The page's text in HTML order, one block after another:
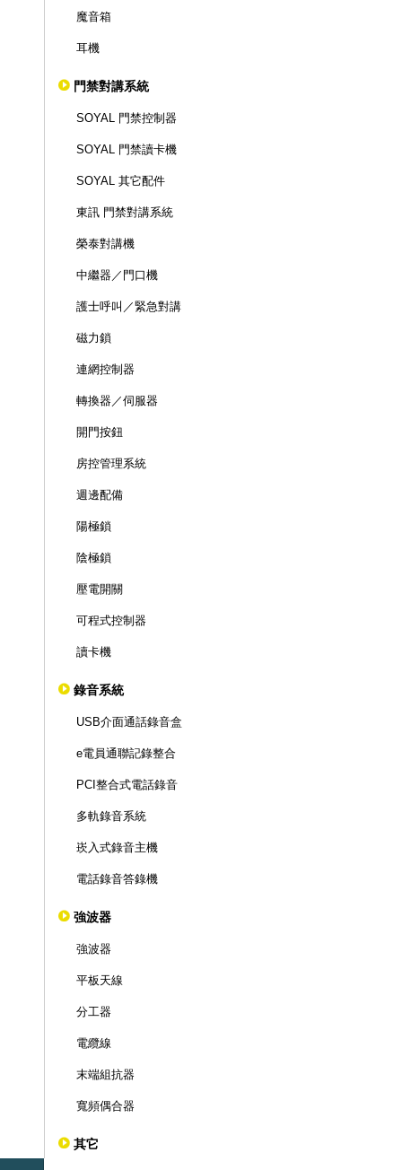
魔音箱
耳機
門禁對講系統
SOYAL 門禁控制器
SOYAL 門禁讀卡機
SOYAL 其它配件
東訊 門禁對講系統
榮泰對講機
中繼器／門口機
護士呼叫／緊急對講
磁力鎖
連網控制器
轉換器／伺服器
開門按鈕
房控管理系統
週邊配備
陽極鎖
陰極鎖
壓電開關
可程式控制器
讀卡機
錄音系統
USB介面通話錄音盒
e電員通聯記錄整合
PCI整合式電話錄音
多軌錄音系統
崁入式錄音主機
電話錄音答錄機
強波器
強波器
平板天線
分工器
電纜線
末端組抗器
寬頻偶合器
其它